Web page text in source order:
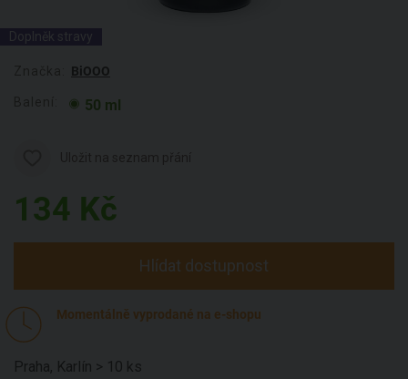
Doplněk stravy
BiOOO
50 ml
134 Kč
Hlídat dostupnost
Momentálně vyprodané na e-shopu
Praha, Karlín > 10 ks